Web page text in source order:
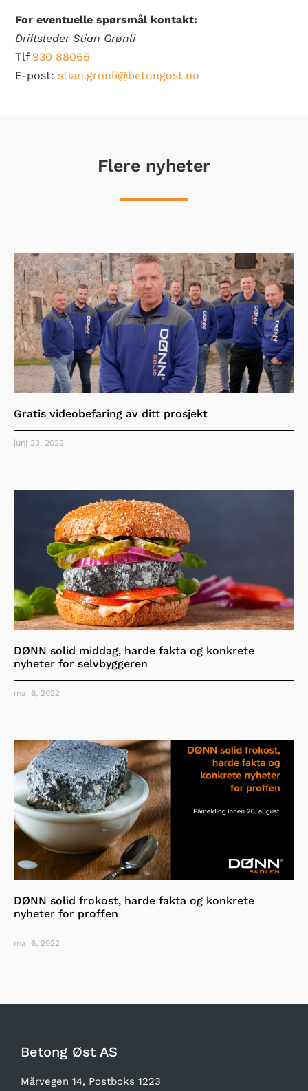
For eventuelle spørsmål kontakt:
Driftsleder Stian Grønli
Tlf 930 88066
E-post: stian.gronli@betongost.no
Flere nyheter
Gratis videobefaring av ditt prosjekt
juni 23, 2022
DØNN solid middag, harde fakta og konkrete
nyheter for selvbyggeren
mai 6, 2022
DØNN solid frokost, harde fakta og konkrete
nyheter for proffen
mai 6, 2022
Betong Øst AS
Mårvegen 14, Postboks 1223